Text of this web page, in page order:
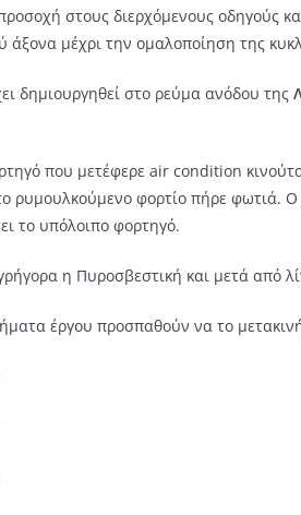
στους διερχόμενους οδηγούς
άξονα μέχρι την ομαλοποίηση της
δημιουργηθεί στο ρεύμα ανόδου της
που μετέφερε air condition
ρυμουλκούμενο φορτίο πήρε φωτιά.
το υπόλοιπο φορτηγό.
η Πυροσβεστική και μετά από
έργου προσπαθούν να το